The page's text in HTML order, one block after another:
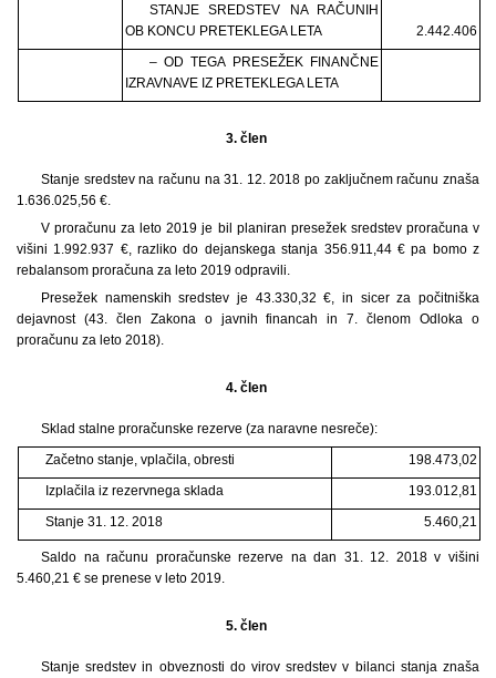
STANJE SREDSTEV NA RAČUNIH
OB KONCU PRETEKLEGA LETA
2.442.406
– OD TEGA PRESEŽEK FINANČNE
IZRAVNAVE IZ PRETEKLEGA LETA
3. člen
Stanje sredstev na računu na 31. 12. 2018 po zaključnem računu znaša
1.636.025,56 €.
V proračunu za leto 2019 je bil planiran presežek sredstev proračuna v
višini 1.992.937 €, razliko do dejanskega stanja 356.911,44 € pa bomo z
rebalansom proračuna za leto 2019 odpravili.
Presežek namenskih sredstev je 43.330,32 €, in sicer za počitniška
dejavnost (43. člen Zakona o javnih financah in 7. členom Odloka o
proračunu za leto 2018).
4. člen
Sklad stalne proračunske rezerve (za naravne nesreče):
Začetno stanje, vplačila, obresti
198.473,02
Izplačila iz rezervnega sklada
193.012,81
Stanje 31. 12. 2018
5.460,21
Saldo na računu proračunske rezerve na dan 31. 12. 2018 v višini
5.460,21 € se prenese v leto 2019.
5. člen
Stanje sredstev in obveznosti do virov sredstev v bilanci stanja znaša